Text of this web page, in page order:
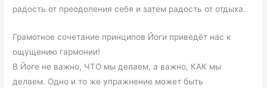
радость от преодоления себя и затем радость от отдыха.
Грамотное сочетание принципов Йоги приведёт нас к
ощущению гармонии!
В Йоге не важно, ЧТО мы делаем, а важно, КАК мы
делаем. Одно и то же упражнение может быть